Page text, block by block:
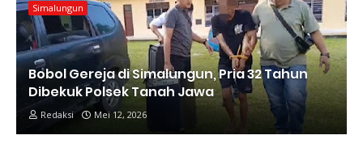
Simalungun
Bobol Gereja di Simalungun, Pria 32 Tahun
Dibekuk Polsek Tanah Jawa
Redaksi Mei 12, 2026